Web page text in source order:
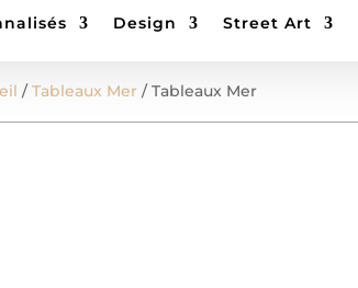
Design Street Art
/Tableaux Mer / Tableaux Mer